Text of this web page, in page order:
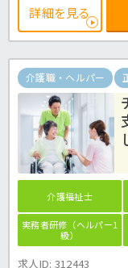
化率も高い法人です
平均で2時間程度なの
いただけます◎お問い
です。
＜介護職 正職員 特
詳細を見る
介護職・ヘルパー
介護福祉士
実務者研修（ヘルパー1
級）
求人ID: 312443